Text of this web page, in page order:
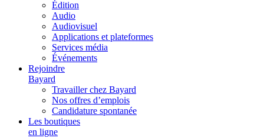
Édition
Audio
Audiovisuel
Applications et plateformes
Services média
Événements
Rejoindre
Bayard
Travailler chez Bayard
Nos offres d’emplois
Candidature spontanée
Les boutiques
en ligne